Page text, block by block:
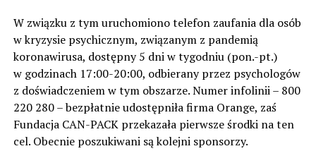
W związku z tym uruchomiono telefon zaufania dla osób
w kryzysie psychicznym, związanym z pandemią
koronawirusa, dostępny 5 dni w tygodniu (pon.-pt.)
w godzinach 17:00-20:00, odbierany przez psychologów
z doświadczeniem w tym obszarze. Numer infolinii – 800
220 280 – bezpłatnie udostępniła firma Orange, zaś
Fundacja CAN-PACK przekazała pierwsze środki na ten
cel. Obecnie poszukiwani są kolejni sponsorzy.